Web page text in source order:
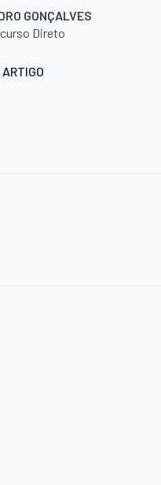
GONÇALVES
Direto